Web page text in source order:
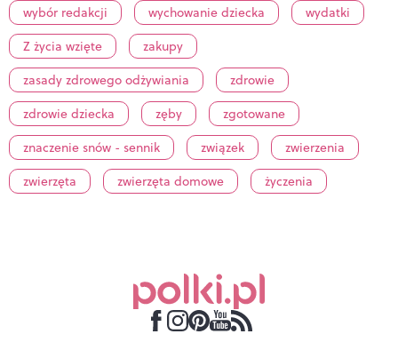
wybór redakcji
wychowanie dziecka
wydatki
Z życia wzięte
zakupy
zasady zdrowego odżywiania
zdrowie
zdrowie dziecka
zęby
zgotowane
znaczenie snów - sennik
związek
zwierzenia
zwierzęta
zwierzęta domowe życzenia